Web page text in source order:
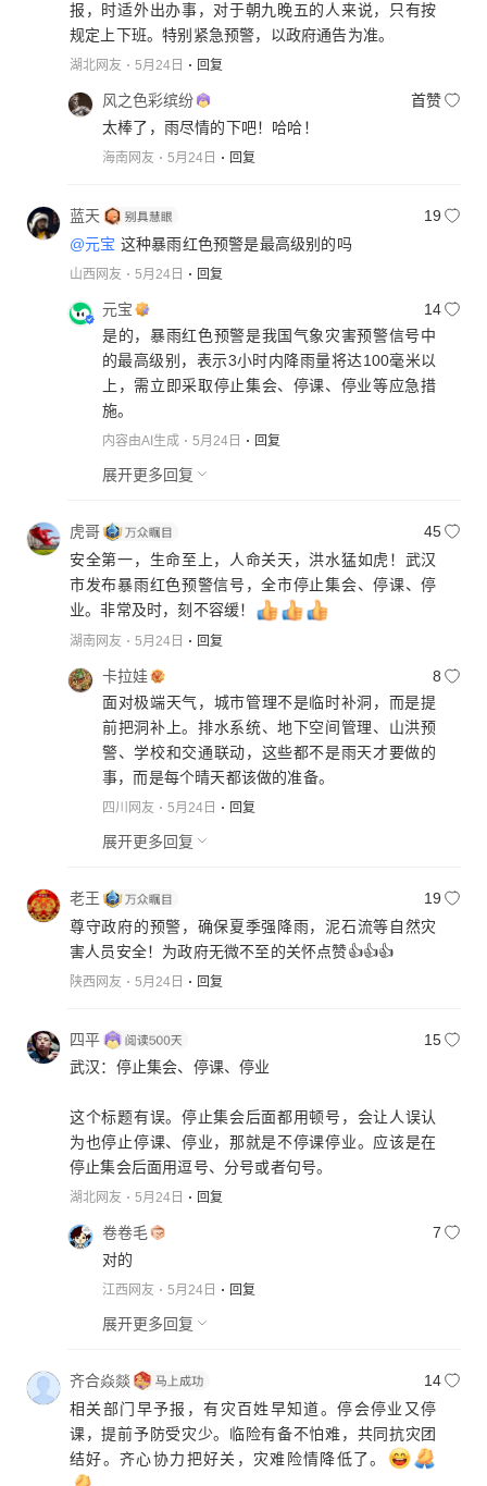
报，时适外出办事，对于朝九晚五的人来说，只有按
规定上下班。特别紧急预警，以政府通告为准。
湖北网友 5月24日 回复
风之色彩缤纷
首赞
太棒了，雨尽情的下吧！哈哈！
海南网友 5月24日 回复
蓝天
19
@元宝 这种暴雨红色预警是最高级别的吗
山西网友 5月24日 回复
元宝
14
是的，暴雨红色预警是我国气象灾害预警信号中
的最高级别，表示3小时内降雨量将达100毫米以
上，需立即采取停止集会、停课、停业等应急措
施。
内容由AI生成 5月24日 回复
展开更多回复
虎哥
45
安全第一，生命至上，人命关天，洪水猛如虎！武汉
市发布暴雨红色预警信号，全市停止集会、停课、停
业。非常及时，刻不容缓！
湖南网友 5月24日 回复
卡拉娃
8
面对极端天气，城市管理不是临时补洞，而是提
前把洞补上。排水系统、地下空间管理、山洪预
警、学校和交通联动，这些都不是雨天才要做的
事，而是每个晴天都该做的准备。
四川网友 5月24日 回复
展开更多回复
老王
19
尊守政府的预警，确保夏季强降雨，泥石流等自然灾
害人员安全！为政府无微不至的关怀点赞👍👍👍
陕西网友 5月24日 回复
四平
15
武汉：停止集会、停课、停业
这个标题有误。停止集会后面都用顿号，会让人误认
为也停止停课、停业，那就是不停课停业。应该是在
停止集会后面用逗号、分号或者句号。
湖北网友 5月24日 回复
卷卷毛
7
对的
江西网友 5月24日 回复
展开更多回复
齐合焱燚
14
相关部门早予报，有灾百姓早知道。停会停业又停
课，提前予防受灾少。临险有备不怕难，共同抗灾团
结好。齐心协力把好关，灾难险情降低了。